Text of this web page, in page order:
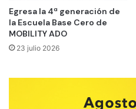
Egresa la 4ª generación de
la Escuela Base Cero de
MOBILITY ADO
23 julio 2026